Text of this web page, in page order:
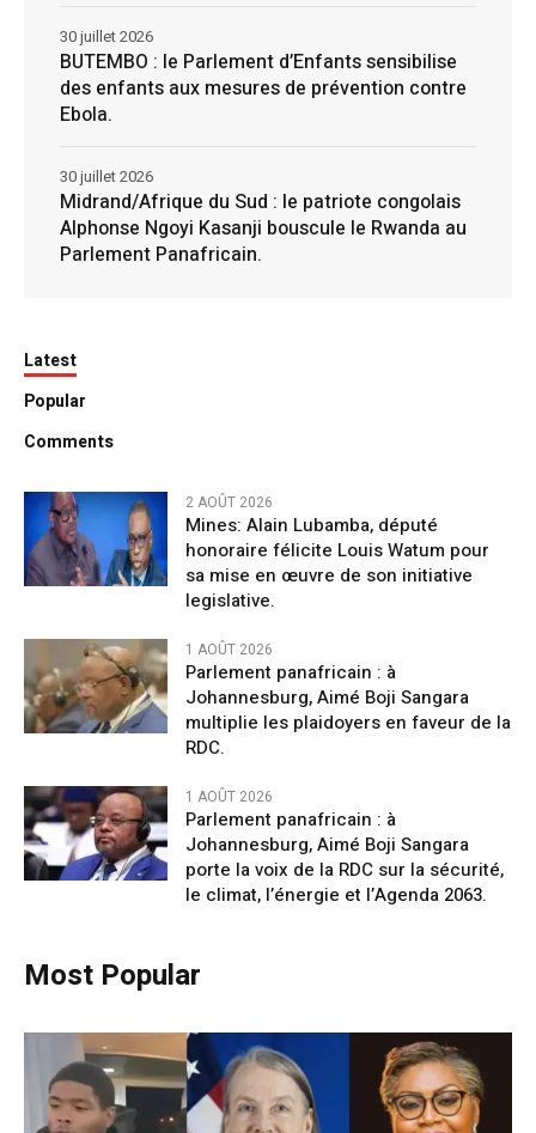
BUTEMBO : le Parlement d’Enfants sensibilise
des enfants aux mesures de prévention contre
Ebola.
30 juillet 2026
Midrand/Afrique du Sud : le patriote congolais
Alphonse Ngoyi Kasanji bouscule le Rwanda au
Parlement Panafricain.
30 juillet 2026
Latest
Popular
Comments
2 AOÛT 2026
Mines: Alain Lubamba, député
honoraire félicite Louis Watum pour
sa mise en œuvre de son initiative
legislative.
1 AOÛT 2026
Parlement panafricain : à
Johannesburg, Aimé Boji Sangara
multiplie les plaidoyers en faveur de la
RDC.
1 AOÛT 2026
Parlement panafricain : à
Johannesburg, Aimé Boji Sangara
porte la voix de la RDC sur la sécurité,
le climat, l’énergie et l’Agenda 2063.
Most Popular